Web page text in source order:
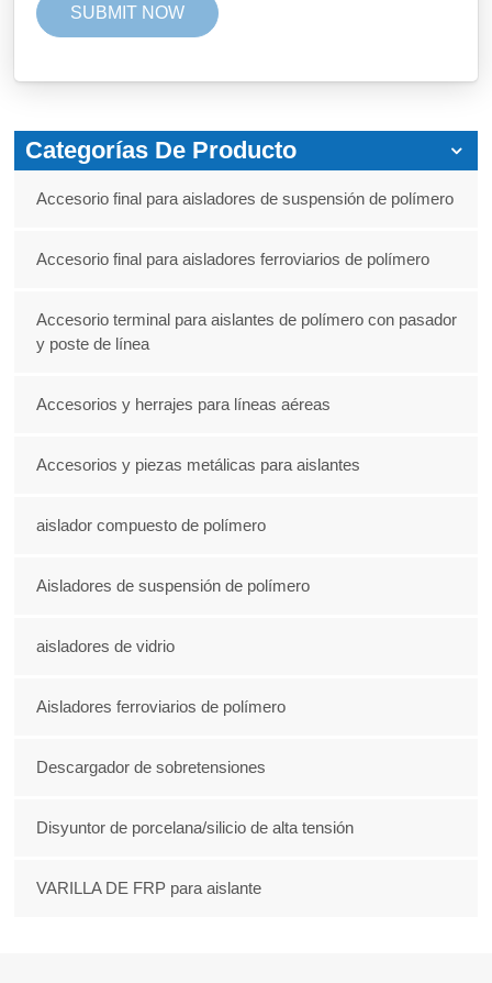
Categorías De Producto
Accesorio final para aisladores de suspensión de polímero
Accesorio final para aisladores ferroviarios de polímero
Accesorio terminal para aislantes de polímero con pasador
y poste de línea
Accesorios y herrajes para líneas aéreas
Accesorios y piezas metálicas para aislantes
aislador compuesto de polímero
Aisladores de suspensión de polímero
aisladores de vidrio
Aisladores ferroviarios de polímero
Descargador de sobretensiones
Disyuntor de porcelana/silicio de alta tensión
VARILLA DE FRP para aislante